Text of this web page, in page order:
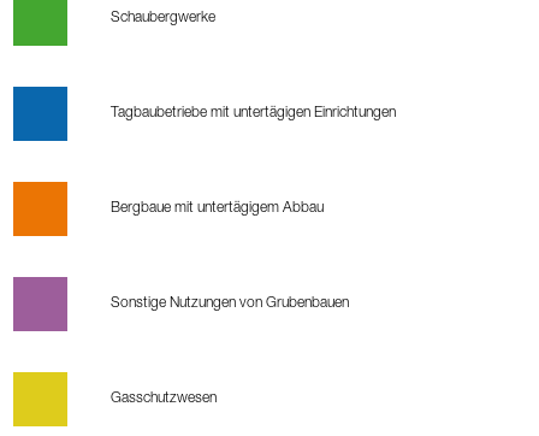
Schaubergwerke
Tagbaubetriebe mit untertägigen Einrichtungen
Bergbaue mit untertägigem Abbau
Sonstige Nutzungen von Grubenbauen
Gasschutzwesen